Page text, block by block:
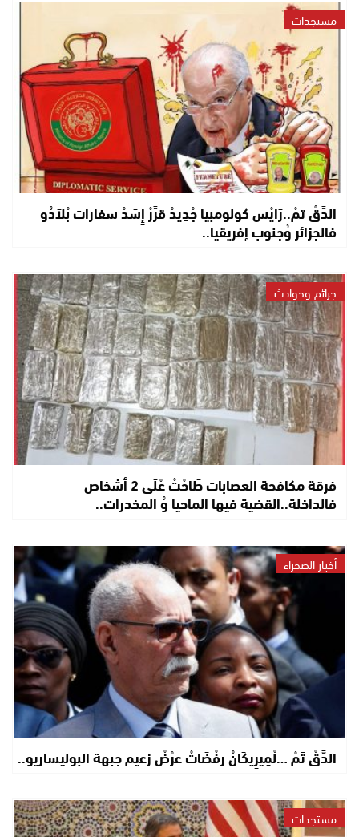
مستجدات
الدَّقْ تَمْ..رَايْس كولومبيا جْدِيدْ قرَّرْ إِسَدْ سفارات بْلاَدُو
فالجزائر وُجنوب إفريقيا..
جرائم وحوادث
فرقة مكافحة العصابات طَاحْتْ عْلَى 2 أشخاص
فالداخلة..القضية فيها الماحيا وُ المخدرات..
أخبار الصحراء
الدَّقْ تَمْ …لْمِيرِيكَانْ رَفْضَاتْ عرْضْ زعيم جبهة البوليساريو..
مستجدات